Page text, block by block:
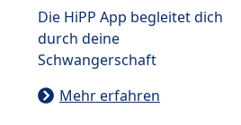
Die HiPP App begleitet dich
durch deine
Schwangerschaft
Mehr erfahren